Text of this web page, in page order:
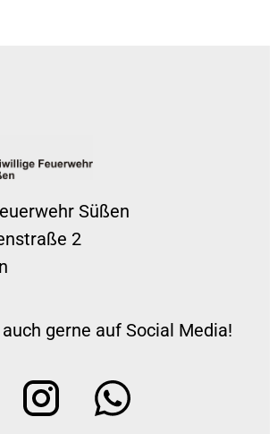
Süßen
2
gerne auf Social Media!